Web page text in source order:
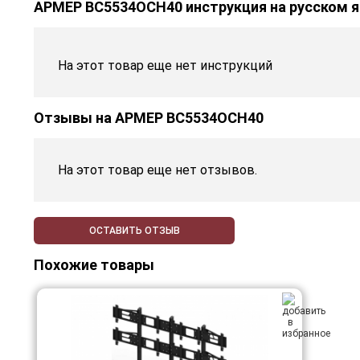
АРМЕР ВС5534ОСН40 инструкция на русском
На этот товар еще нет инструкций
Отзывы наАРМЕР ВС5534ОСН40
На этот товар еще нет отзывов.
ОСТАВИТЬ ОТЗЫВ
Похожие товары